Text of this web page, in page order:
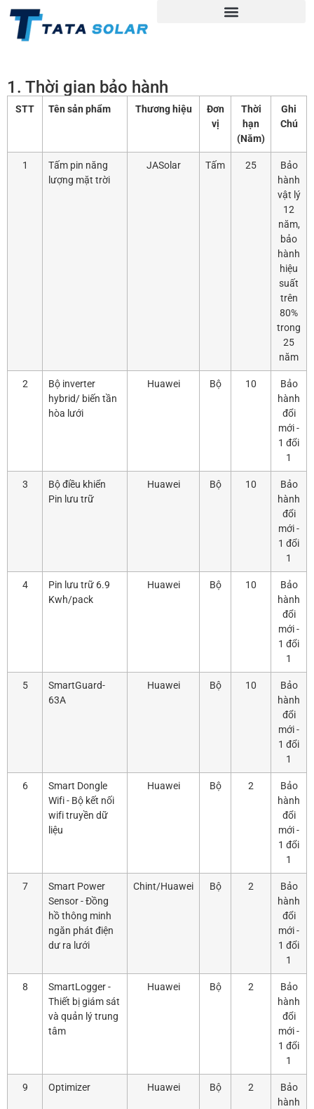
1. Thời gian bảo hành
STT Tên sản phẩm Thương hiệu
Đơn
vị
Thời
hạn
(Năm)
Ghi
Chú
1
Tấm pin năng
lượng mặt trời
JASolar Tấm 25
Bảo
hành
vật lý
12
năm,
bảo
hành
hiệu
suất
trên
80%
trong
25
năm
2
Bộ inverter
hybrid/ biến tần
hòa lưới
Huawei Bộ 10
Bảo
hành
đổi
mới -
1 đổi
1
3
Bộ điều khiển
Pin lưu trữ
Huawei Bộ 10
Bảo
hành
đổi
mới -
1 đổi
1
4
Pin lưu trữ 6.9
Kwh/pack
Huawei Bộ 10
Bảo
hành
đổi
mới -
1 đổi
1
5
SmartGuard-
63A
Huawei Bộ 10
Bảo
hành
đổi
mới -
1 đổi
1
6
Smart Dongle
Wifi - Bộ kết nối
wifi truyền dữ
liệu
Huawei Bộ 2
Bảo
hành
đổi
mới -
1 đổi
1
7
Smart Power
Sensor - Đồng
hồ thông minh
ngăn phát điện
dư ra lưới
Chint/Huawei Bộ 2
Bảo
hành
đổi
mới -
1 đổi
1
8
SmartLogger -
Thiết bị giám sát
và quản lý trung
tâm
Huawei Bộ 2
Bảo
hành
đổi
mới -
1 đổi
1
9 Optimizer Huawei Bộ 2
Bảo
hành